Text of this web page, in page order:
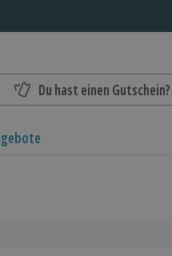
Du hast einen Gutschein?